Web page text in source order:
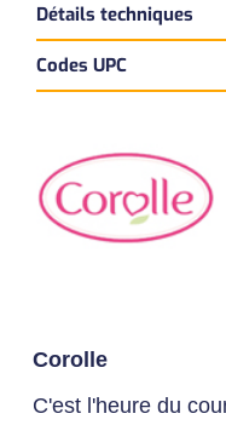
Détails techniques
Version bilingue
Largeur:
Hauteur:
Poids:
Codes UPC
4062013110721
UPC Master
14062013110728
Corolle
C'est l'heure du